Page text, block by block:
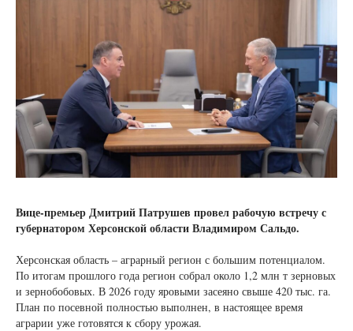
Вице-премьер Дмитрий Патрушев провел рабочую встречу с
губернатором Херсонской области Владимиром Сальдо.
Херсонская область – аграрный регион с большим потенциалом.
По итогам прошлого года регион собрал около 1,2 млн т зерновых
и зернобобовых. В 2026 году яровыми засеяно свыше 420 тыс. га.
План по посевной полностью выполнен, в настоящее время
аграрии уже готовятся к сбору урожая.